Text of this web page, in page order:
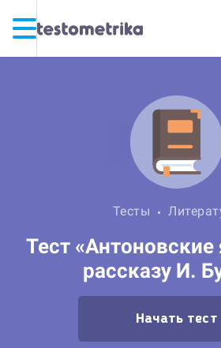
Тесты
Тест «Антоновские
рассказу И.
Начать тест